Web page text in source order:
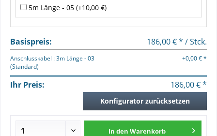
5m Länge - 05 (+10,00 €)
Basispreis: 186,00 € * / Stck.
Anschlusskabel : 3m Länge - 03
(Standard)
+0,00 € *
Ihr Preis: 186,00 € *
Konfigurator zurücksetzen
In den Warenkorb